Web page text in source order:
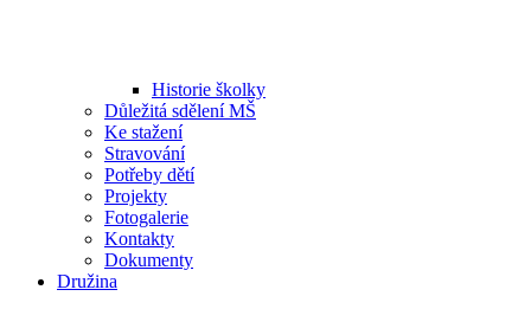
Historie školky
Důležitá sdělení MŠ
Ke stažení
Stravování
Potřeby dětí
Projekty
Fotogalerie
Kontakty
Dokumenty
Družina